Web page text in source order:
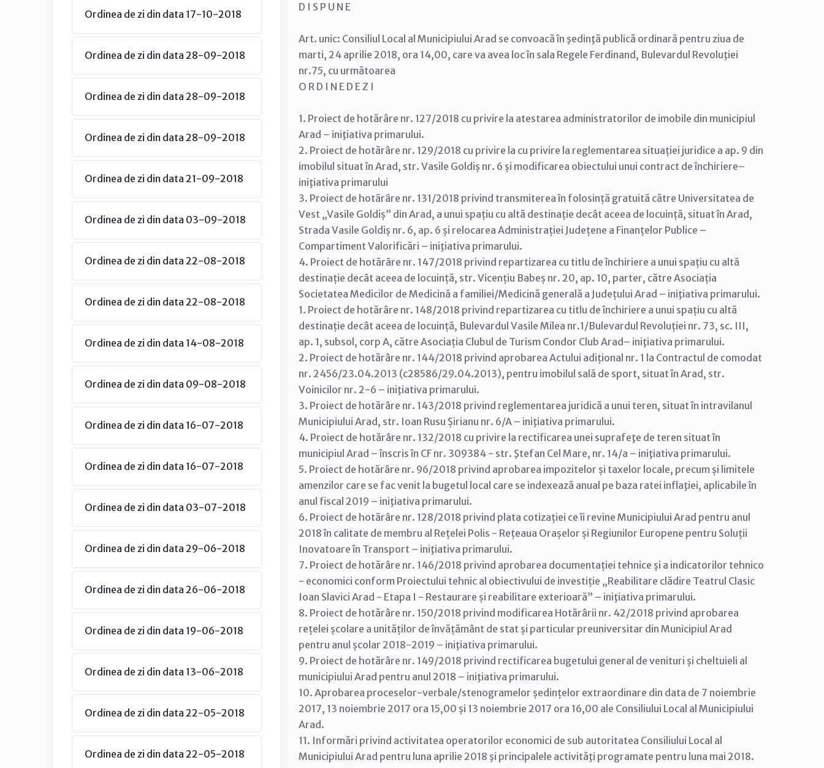
Ordinea de zi din data 17-10-2018
Ordinea de zi din data 28-09-2018
Ordinea de zi din data 28-09-2018
Ordinea de zi din data 28-09-2018
Ordinea de zi din data 21-09-2018
Ordinea de zi din data 03-09-2018
Ordinea de zi din data 22-08-2018
Ordinea de zi din data 22-08-2018
Ordinea de zi din data 14-08-2018
Ordinea de zi din data 09-08-2018
Ordinea de zi din data 16-07-2018
Ordinea de zi din data 16-07-2018
Ordinea de zi din data 03-07-2018
Ordinea de zi din data 29-06-2018
Ordinea de zi din data 26-06-2018
Ordinea de zi din data 19-06-2018
Ordinea de zi din data 13-06-2018
Ordinea de zi din data 22-05-2018
Ordinea de zi din data 22-05-2018
D I S P U N E
Art. unic: Consiliul Local al Municipiului Arad se convoacă în şedinţă publică ordinară pentru ziua de
marti, 24 aprilie 2018, ora 14,00, care va avea loc în sala Regele Ferdinand, Bulevardul Revoluţiei
nr.75, cu următoarea
O R D I N E D E Z I
1. Proiect de hotărâre nr. 127/2018 cu privire la atestarea administratorilor de imobile din municipiul
Arad – iniţiativa primarului.
2. Proiect de hotărâre nr. 129/2018 cu privire la cu privire la reglementarea situației juridice a ap. 9 din
imobilul situat în Arad, str. Vasile Goldiș nr. 6 și modificarea obiectului unui contract de închiriere–
iniţiativa primarului
3. Proiect de hotărâre nr. 131/2018 privind transmiterea în folosință gratuită către Universitatea de
Vest „Vasile Goldiș” din Arad, a unui spațiu cu altă destinație decât aceea de locuință, situat în Arad,
Strada Vasile Goldiș nr. 6, ap. 6 și relocarea Administrației Județene a Finanțelor Publice –
Compartiment Valorificări – iniţiativa primarului.
4. Proiect de hotărâre nr. 147/2018 privind repartizarea cu titlu de închiriere a unui spațiu cu altă
destinație decât aceea de locuință, str. Vicențiu Babeș nr. 20, ap. 10, parter, către Asociația
Societatea Medicilor de Medicină a familiei/Medicină generală a Județului Arad – iniţiativa primarului.
1. Proiect de hotărâre nr. 148/2018 privind repartizarea cu titlu de închiriere a unui spațiu cu altă
destinație decât aceea de locuință, Bulevardul Vasile Milea nr.1/Bulevardul Revoluției nr. 73, sc. III,
ap. 1, subsol, corp A, către Asociația Clubul de Turism Condor Club Arad– iniţiativa primarului.
2. Proiect de hotărâre nr. 144/2018 privind aprobarea Actului adițional nr. 1 la Contractul de comodat
nr. 2456/23.04.2013 (c28586/29.04.2013), pentru imobilul sală de sport, situat în Arad, str.
Voinicilor nr. 2-6 – iniţiativa primarului.
3. Proiect de hotărâre nr. 143/2018 privind reglementarea juridică a unui teren, situat în intravilanul
Municipiului Arad, str. Ioan Rusu Șirianu nr. 6/A – iniţiativa primarului.
4. Proiect de hotărâre nr. 132/2018 cu privire la rectificarea unei suprafeţe de teren situat în
municipiul Arad – înscris în CF nr. 309384 - str. Ştefan Cel Mare, nr. 14/a – iniţiativa primarului.
5. Proiect de hotărâre nr. 96/2018 privind aprobarea impozitelor și taxelor locale, precum și limitele
amenzilor care se fac venit la bugetul local care se indexează anual pe baza ratei inflaţiei, aplicabile în
anul fiscal 2019 – iniţiativa primarului.
6. Proiect de hotărâre nr. 128/2018 privind plata cotizației ce îi revine Municipiului Arad pentru anul
2018 în calitate de membru al Rețelei Polis - Rețeaua Orașelor și Regiunilor Europene pentru Soluții
Inovatoare în Transport – iniţiativa primarului.
7. Proiect de hotărâre nr. 146/2018 privind aprobarea documentației tehnice și a indicatorilor tehnico
- economici conform Proiectului tehnic al obiectivului de investiție „Reabilitare clădire Teatrul Clasic
Ioan Slavici Arad - Etapa I - Restaurare și reabilitare exterioară” – iniţiativa primarului.
8. Proiect de hotărâre nr. 150/2018 privind modificarea Hotărârii nr. 42/2018 privind aprobarea
rețelei școlare a unităților de învățământ de stat și particular preuniversitar din Municipiul Arad
pentru anul școlar 2018-2019 – iniţiativa primarului.
9. Proiect de hotărâre nr. 149/2018 privind rectificarea bugetului general de venituri și cheltuieli al
municipiului Arad pentru anul 2018 – iniţiativa primarului.
10. Aprobarea proceselor-verbale/stenogramelor ședințelor extraordinare din data de 7 noiembrie
2017, 13 noiembrie 2017 ora 15,00 și 13 noiembrie 2017 ora 16,00 ale Consiliului Local al Municipiului
Arad.
11. Informări privind activitatea operatorilor economici de sub autoritatea Consiliului Local al
Municipiului Arad pentru luna aprilie 2018 şi principalele activităţi programate pentru luna mai 2018.